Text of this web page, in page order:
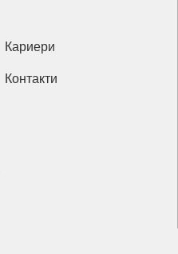
Кариери
Контакти